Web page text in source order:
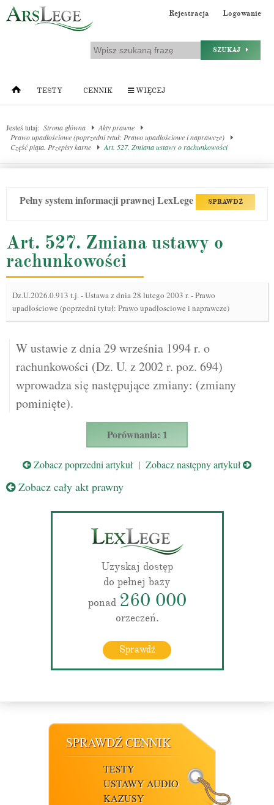
Rejestracja Logowanie
SZUKAJ
TESTY CENNIK WIĘCEJ
Jesteś tutaj: Strona główna
Akty prawne
Prawo upadłościowe (poprzedni tytuł: Prawo upadłościowe i naprawcze)
Część piąta. Przepisy karne
Art. 527. Zmiana ustawy o rachunkowości
Pełny system informacji prawnej LexLege SPRAWDŹ
Art. 527. Zmiana ustawy o
rachunkowości
Dz.U.2026.0.913 t.j.-Ustawa z dnia 28 lutego 2003 r. - Prawo
upadłościowe (poprzedni tytuł: Prawo upadłosciowe i naprawcze)
W ustawie z dnia 29 września 1994 r. o
rachunkowości (Dz. U. z 2002 r. poz. 694)
wprowadza się następujące zmiany: (zmiany
pominięte).
Porównania: 1
Zobacz poprzedni artykuł | Zobacz następny artykuł
Zobacz cały akt prawny
Uzyskaj dostęp
do pełnej bazy
ponad 260 000
orzeczeń.
Sprawdź
SPRAWDŹ CENNIK
TESTY
USTAWY AUDIO
KAZUSY